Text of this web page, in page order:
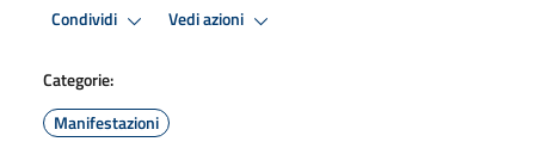
Condividi Vedi azioni
Categorie:
Manifestazioni